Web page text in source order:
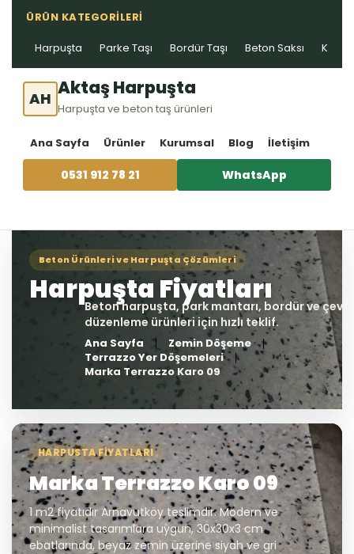
ÜRÜN KATEGORILERI
Harpuşta Parke Taşı Bordür Taşı Beton Saksı Kablo
AH Aktaş Harpuşta
Harpuşta ve beton taş ürünleri
Ana Sayfa Ürünler Kurumsal Blog İletişim
0531 912 78 21 WhatsApp
Ana Sayfa
Zemin Döşeme
Terrazzo Yer Döşemeleri
Marka Terrazzo Karo 09
HARPUSTA FIYATLARI
Marka Terrazzo Karo 09
1 m2 fiyatıdır Arnavutköy teslimdir. Modern ve
minimalist tasarımlara uygun, 30x30x3 cm
ebatlarında, beyaz zemin üzerine siyah ve gri